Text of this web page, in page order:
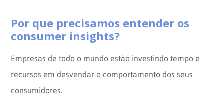
Por que precisamos entender os
consumer insights?
Empresas de todo o mundo estão investindo tempo e
recursos em desvendar o comportamento dos seus
consumidores.